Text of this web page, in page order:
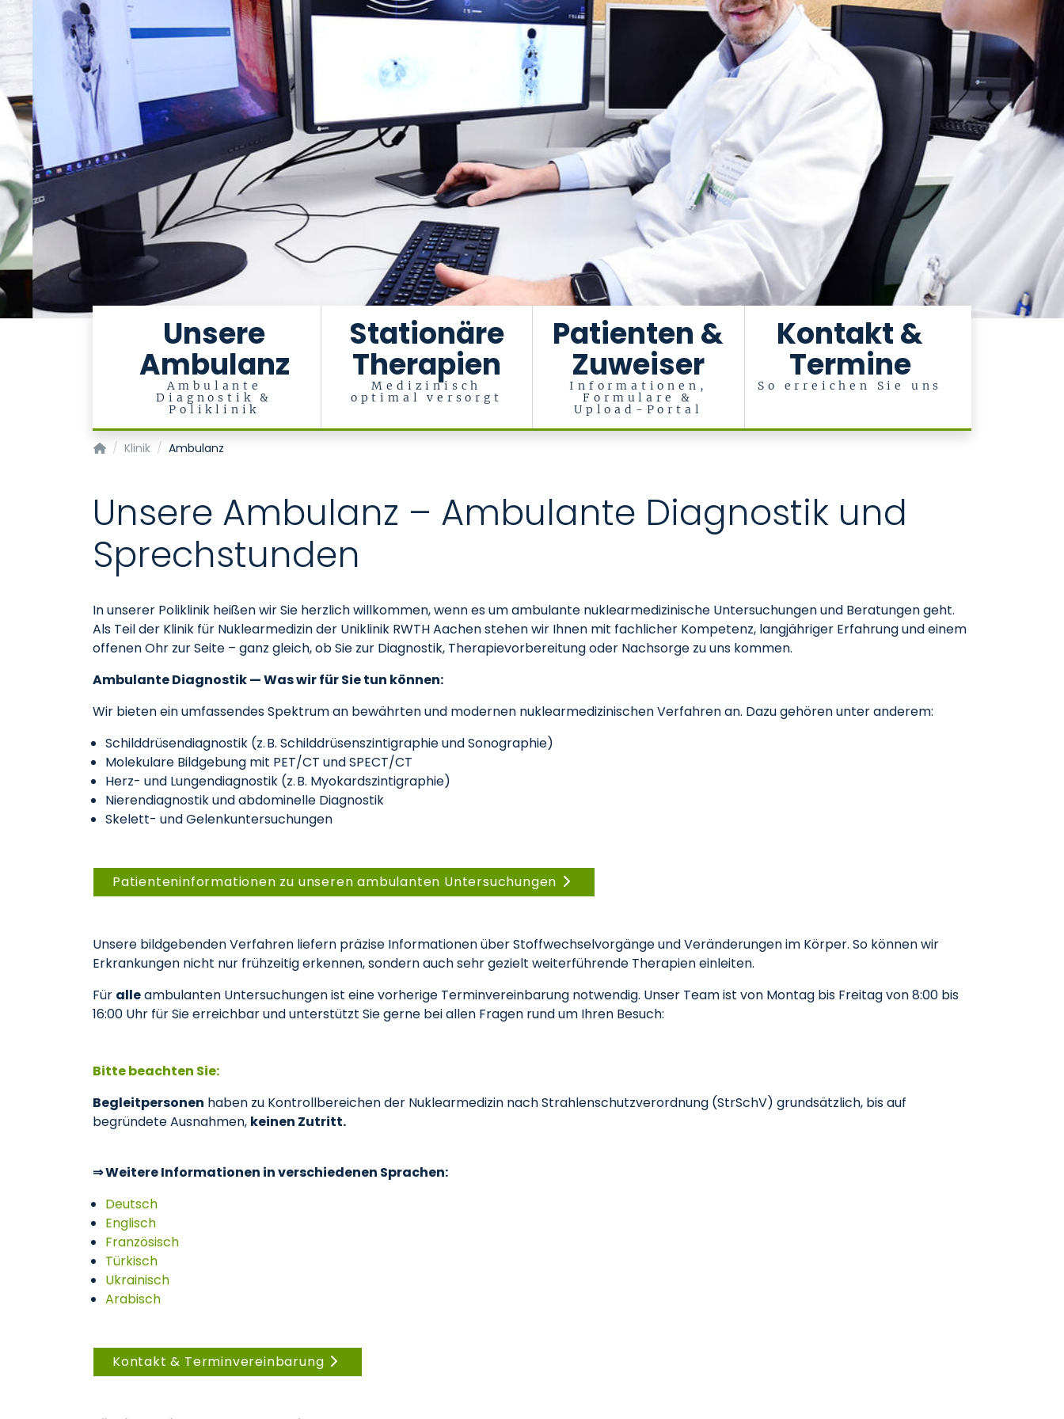
Unsere
Ambulanz
Ambulante
Diagnostik &
Poliklinik
Stationäre
Therapien
Medizinisch
optimal versorgt
Patienten &
Zuweiser
Informationen,
Formulare &
Upload-Portal
Kontakt &
Termine
So erreichen Sie uns
Klinik für Nuklearmedizin
Klinik Ambulanz
Unsere Ambulanz – Ambulante Diagnostik und
Sprechstunden
In unserer Poliklinik heißen wir Sie herzlich willkommen, wenn es um ambulante nuklearmedizinische Untersuchungen und Beratungen geht.
Als Teil der Klinik für Nuklearmedizin der Uniklinik RWTH Aachen stehen wir Ihnen mit fachlicher Kompetenz, langjähriger Erfahrung und einem
offenen Ohr zur Seite – ganz gleich, ob Sie zur Diagnostik, Therapievorbereitung oder Nachsorge zu uns kommen.
Ambulante Diagnostik — Was wir für Sie tun können:
Wir bieten ein umfassendes Spektrum an bewährten und modernen nuklearmedizinischen Verfahren an. Dazu gehören unter anderem:
Schilddrüsendiagnostik (z. B. Schilddrüsenszintigraphie und Sonographie)
Molekulare Bildgebung mit PET/CT und SPECT/CT
Herz- und Lungendiagnostik (z. B. Myokardszintigraphie)
Nierendiagnostik und abdominelle Diagnostik
Skelett- und Gelenkuntersuchungen
Patienteninformationen zu unseren ambulanten Untersuchungen
Unsere bildgebenden Verfahren liefern präzise Informationen über Stoffwechselvorgänge und Veränderungen im Körper. So können wir
Erkrankungen nicht nur frühzeitig erkennen, sondern auch sehr gezielt weiterführende Therapien einleiten.
Für alleambulanten Untersuchungen ist eine vorherige Terminvereinbarung notwendig. Unser Team ist von Montag bis Freitag von 8:00 bis
16:00 Uhr für Sie erreichbar und unterstützt Sie gerne bei allen Fragen rund um Ihren Besuch:
Bitte beachten Sie:
Begleitpersonen haben zu Kontrollbereichen der Nuklearmedizin nach Strahlenschutzverordnung (StrSchV) grundsätzlich, bis auf
begründete Ausnahmen, keinen Zutritt.
⇒ Weitere Informationen in verschiedenen Sprachen:
Deutsch
Englisch
Französisch
Türkisch
Ukrainisch
Arabisch
Kontakt & Terminvereinbarung